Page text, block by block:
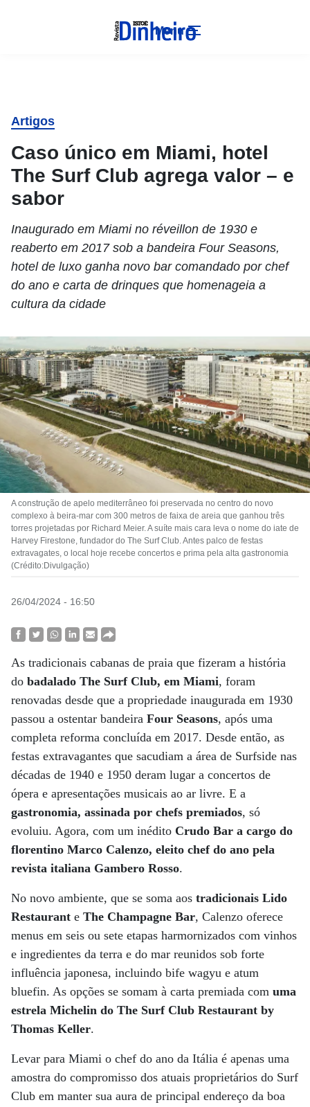
Menu
Artigos
Caso único em Miami, hotel
The Surf Club agrega valor – e
sabor
Inaugurado em Miami no réveillon de 1930 e
reaberto em 2017 sob a bandeira Four Seasons,
hotel de luxo ganha novo bar comandado por chef
do ano e carta de drinques que homenageia a
cultura da cidade
A construção de apelo mediterrâneo foi preservada no centro do novo
complexo à beira-mar com 300 metros de faixa de areia que ganhou três
torres projetadas por Richard Meier. A suíte mais cara leva o nome do iate de
Harvey Firestone, fundador do The Surf Club. Antes palco de festas
extravagates, o local hoje recebe concertos e prima pela alta gastronomia
(Crédito:Divulgação)
26/04/2024 - 16:50
As tradicionais cabanas de praia que fizeram a história
do badalado The Surf Club, em Miami, foram
renovadas desde que a propriedade inaugurada em 1930
passou a ostentar bandeira Four Seasons, após uma
completa reforma concluída em 2017. Desde então, as
festas extravagantes que sacudiam a área de Surfside nas
décadas de 1940 e 1950 deram lugar a concertos de
ópera e apresentações musicais ao ar livre. E a
gastronomia, assinada por chefs premiados, só
evoluiu. Agora, com um inédito Crudo Bar a cargo do
florentino Marco Calenzo, eleito chef do ano pela
revista italiana Gambero Rosso.
No novo ambiente, que se soma aos tradicionais Lido
Restaurant e The Champagne Bar, Calenzo oferece
menus em seis ou sete etapas harmornizados com vinhos
e ingredientes da terra e do mar reunidos sob forte
influência japonesa, incluindo bife wagyu e atum
bluefin. As opções se somam à carta premiada com uma
estrela Michelin do The Surf Club Restaurant by
Thomas Keller.
Levar para Miami o chef do ano da Itália é apenas uma
amostra do compromisso dos atuais proprietários do Surf
Club em manter sua aura de principal endereço da boa